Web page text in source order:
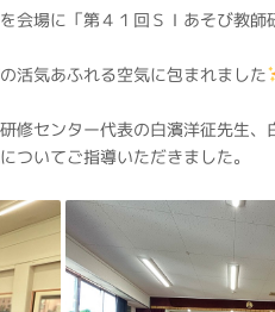
会場に「第４１回ＳＩあそび教
活気あふれる空気に包まれました
修センター代表の白濱洋征先生、
ついてご指導いただきました。